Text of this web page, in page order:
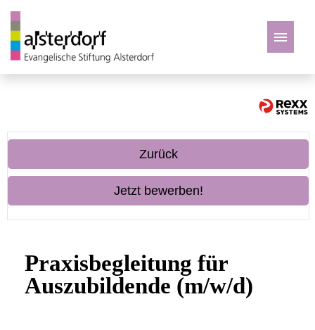
Zurück
Jetzt bewerben!
Praxisbegleitung für
Auszubildende (m/w/d)